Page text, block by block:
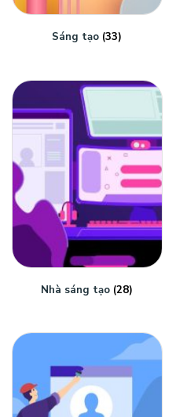
Sáng tạo (33)
Nhà sáng tạo (28)